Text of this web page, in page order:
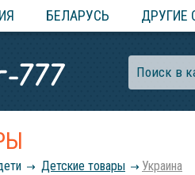
БЕЛАРУСЬ ДРУГИЕ
Детские товары Украина